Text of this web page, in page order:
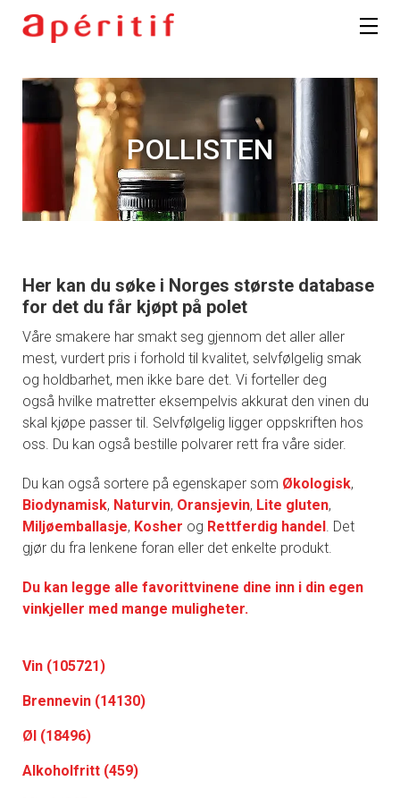
POLLISTEN
Her kan du søke i Norges største database
for det du får kjøpt på polet
Våre smakere har smakt seg gjennom det aller aller
mest, vurdert pris i forhold til kvalitet, selvfølgelig smak
og holdbarhet, men ikke bare det. Vi forteller deg
også hvilke matretter eksempelvis akkurat den vinen du
skal kjøpe passer til. Selvfølgelig ligger oppskriften hos
oss. Du kan også bestille polvarer rett fra våre sider.
Du kan også sortere på egenskaper som Økologisk,
Biodynamisk, Naturvin, Oransjevin, Lite gluten,
Miljøemballasje, Kosher og Rettferdig handel. Det
gjør du fra lenkene foran eller det enkelte produkt.
Du kan legge alle favorittvinene dine inn i din egen
vinkjeller med mange muligheter.
Vin (105721)
Brennevin (14130)
Øl (18496)
Alkoholfritt (459)